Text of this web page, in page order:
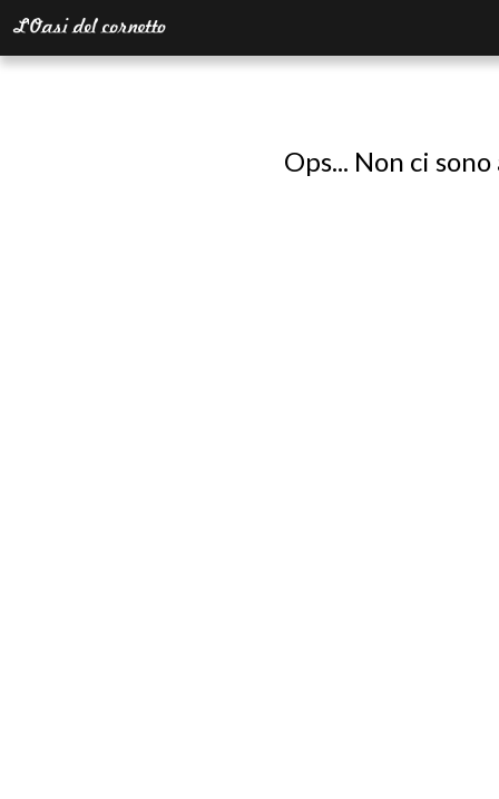
Ops... Non ci